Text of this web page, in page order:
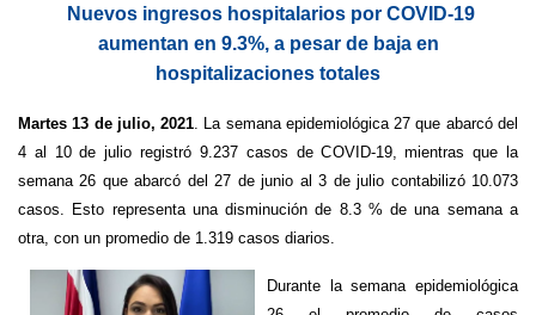
Nuevos ingresos hospitalarios por COVID-19
aumentan en 9.3%, a pesar de baja en
hospitalizaciones totales
Martes 13 de julio, 2021. La semana epidemiológica 27 que abarcó del
4 al 10 de julio registró 9.237 casos de COVID-19, mientras que la
semana 26 que abarcó del 27 de junio al 3 de julio contabilizó 10.073
casos. Esto representa una disminución de 8.3 % de una semana a
otra, con un promedio de 1.319 casos diarios.
Durante la semana epidemiológica